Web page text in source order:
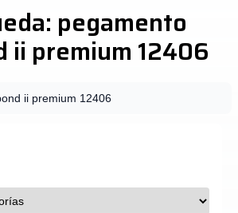
pegamento
ii premium 12406